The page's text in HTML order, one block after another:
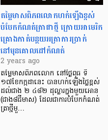
តម្លៃមាសពិភពលោកហក់ឡើងខ្ពស់
បំបែកកំណត់ត្រាជាថ្មី ក្រោយអាមេរិក
គ្រោងកាត់បន្ថយអត្រាការប្រាក់
នៅមុនគោលដៅកំណត់
2 years ago
តម្លៃមាសពិភពលោក នៅថ្ងៃពុធ ទី
១៧ខែកក្កដានេះ បានហក់ឡើងថ្លៃខ្ពស់
ដល់ជាង ២ ៤៨២ ដុល្លារក្នុងមួយអោន
(ជាង៨ជីមាស) ដែលជាការបំបែកកំណត់
ត្រាថ្មីមួ…